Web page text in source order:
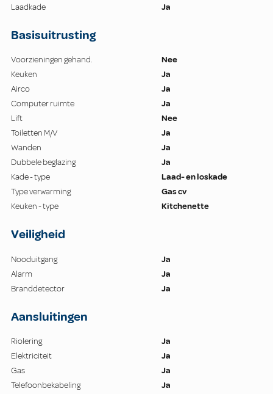
Laadkade
Ja
Basisuitrusting
Voorzieningen gehand.
Nee
Keuken
Ja
Airco
Ja
Computer ruimte
Ja
Lift
Nee
Toiletten M/V
Ja
Wanden
Ja
Dubbele beglazing
Ja
Kade - type
Laad- en loskade
Type verwarming
Gas cv
Keuken - type
Kitchenette
Veiligheid
Nooduitgang
Ja
Alarm
Ja
Branddetector
Ja
Aansluitingen
Riolering
Ja
Elektriciteit
Ja
Gas
Ja
Telefoonbekabeling
Ja